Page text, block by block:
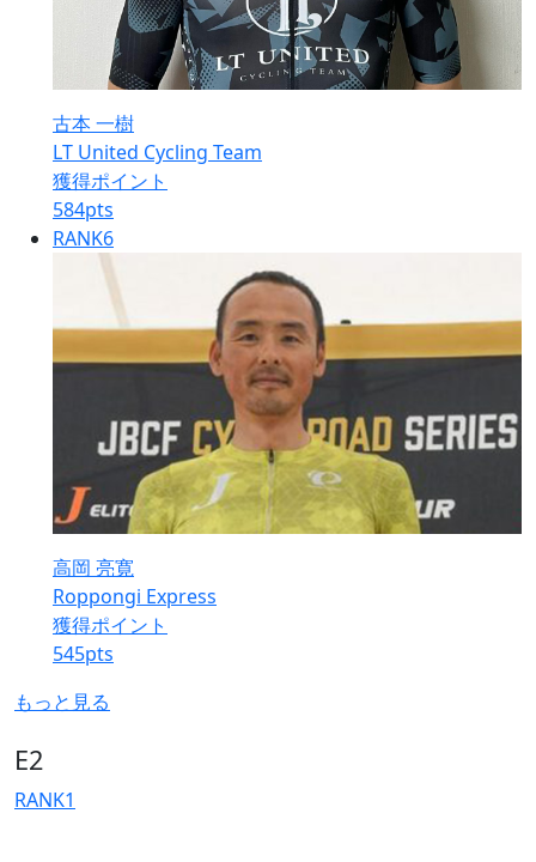
古本 一樹
LT United Cycling Team
獲得ポイント
584pts
RANK6
高岡 亮寛
Roppongi Express
獲得ポイント
545pts
もっと見る
E2
RANK1